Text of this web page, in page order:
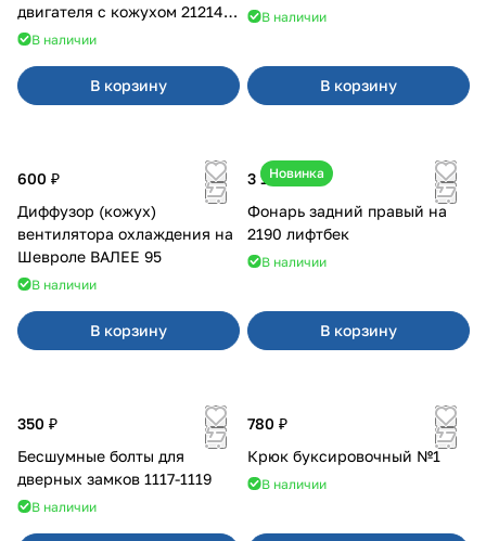
двигателя с кожухом 21214
2121-21213 ВАЛЕЕ 95
В наличии
В корзину
В наличии
В корзину
600 ₽
Диффузор (кожух)
вентилятора охлаждения на
Шевроле ВАЛЕЕ 95
В наличии
В корзину
Новинка
3 100 ₽
Фонарь задний правый на
2190 лифтбек
В наличии
В корзину
350 ₽
Бесшумные болты для
дверных замков 1117-1119
В наличии
780 ₽
Крюк буксировочный №1
В наличии